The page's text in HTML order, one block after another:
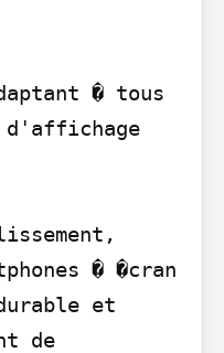
� tous
� �cran
et
de